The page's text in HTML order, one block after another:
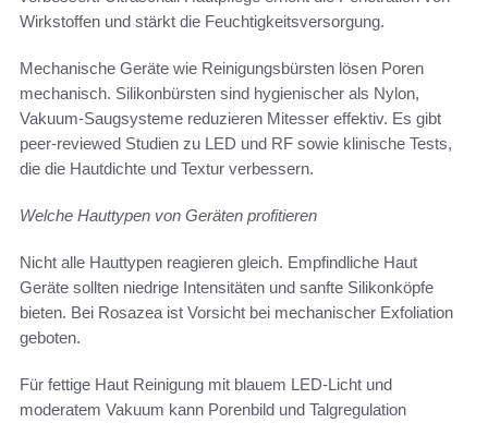
Wirkstoffen und stärkt die Feuchtigkeitsversorgung.
Mechanische Geräte wie Reinigungsbürsten lösen Poren
mechanisch. Silikonbürsten sind hygienischer als Nylon,
Vakuum-Saugsysteme reduzieren Mitesser effektiv. Es gibt
peer-reviewed Studien zu LED und RF sowie klinische Tests,
die die Hautdichte und Textur verbessern.
Welche Hauttypen von Geräten profitieren
Nicht alle Hauttypen reagieren gleich. Empfindliche Haut
Geräte sollten niedrige Intensitäten und sanfte Silikonköpfe
bieten. Bei Rosazea ist Vorsicht bei mechanischer Exfoliation
geboten.
Für fettige Haut Reinigung mit blauem LED-Licht und
moderatem Vakuum kann Porenbild und Talgregulation